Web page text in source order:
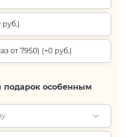
руб.)
от 7950) (+0 руб.)
особенным